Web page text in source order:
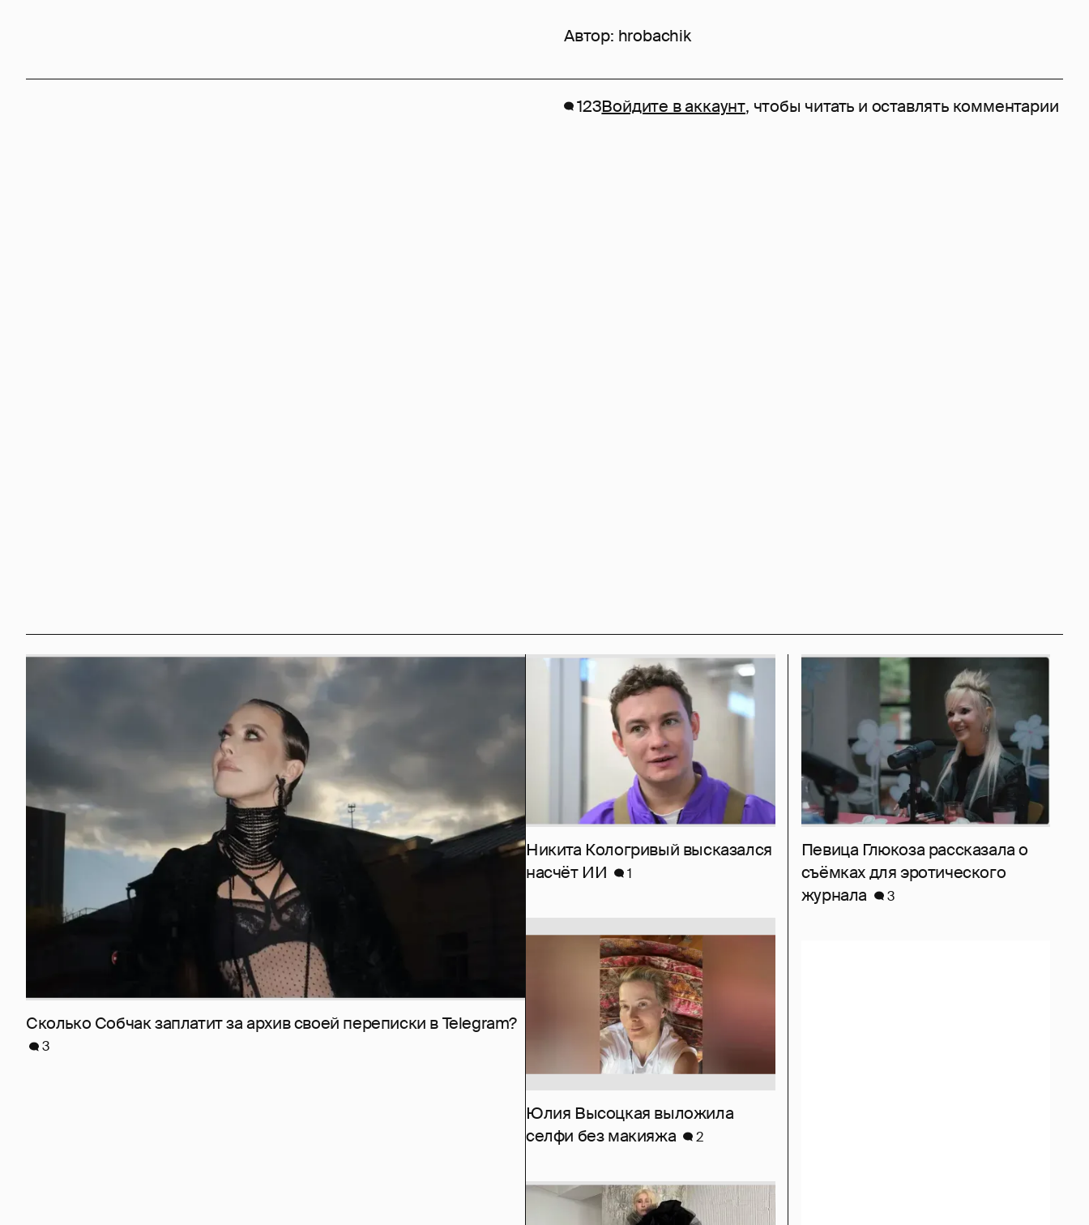
Автор: hrobachik
123Войдите в аккаунт, чтобы читать и оставлять комментарии
Сколько Собчак заплатит за архив своей перeписки в Telegram?
3
Никита Кологривый высказался
насчёт ИИ
1
Певица Глюкоза рассказала о
съёмках для эротического
журнала
3
Юлия Высоцкая выложила
селфи без макияжа
2